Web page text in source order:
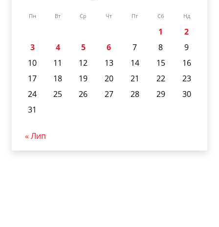
Пн Вт Ср Чт Пт Сб Нд
1
2
3
4 5 6 7 8
9
10
11 12 13 14 15
16
17
18 19 20 21 22
23
24
25 26 27 28 29
30
31
« Лип